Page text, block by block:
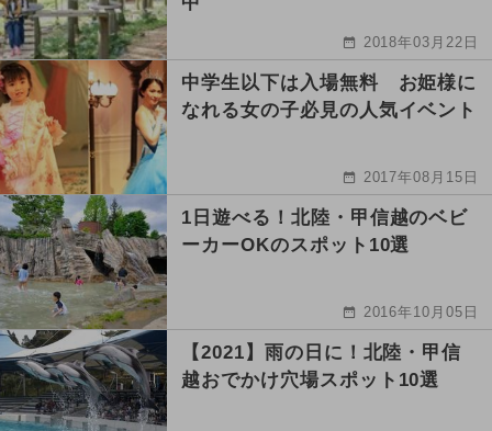
2018年03月22日
中学生以下は入場無料 お姫様に
なれる女の子必見の人気イベント
2017年08月15日
1日遊べる！北陸・甲信越のベビ
ーカーOKのスポット10選
2016年10月05日
【2021】雨の日に！北陸・甲信
越おでかけ穴場スポット10選